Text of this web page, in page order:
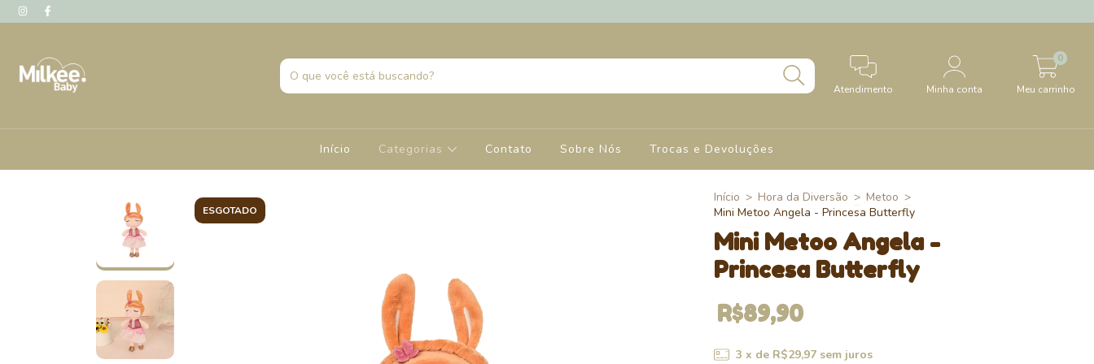
Atendimento Minha conta Meu carrinho
0
Início Categorias Contato Sobre Nós Trocas e Devoluções
ESGOTADO
Início > Hora da Diversão > Metoo >
Mini Metoo Angela - Princesa Butterfly
Mini Metoo Angela -
Princesa Butterfly
R$89,90
3 x de R$29,97 sem juros